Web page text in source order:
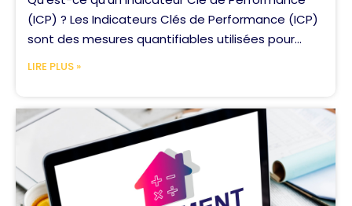
(ICP) ? Les Indicateurs Clés de Performance (ICP)
sont des mesures quantifiables utilisées pour...
LIRE PLUS »